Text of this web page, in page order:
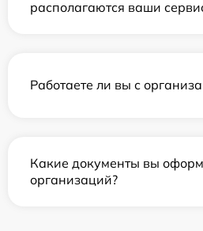
располагаются ваши
Работаете ли вы с
Какие документы вы
организаций?